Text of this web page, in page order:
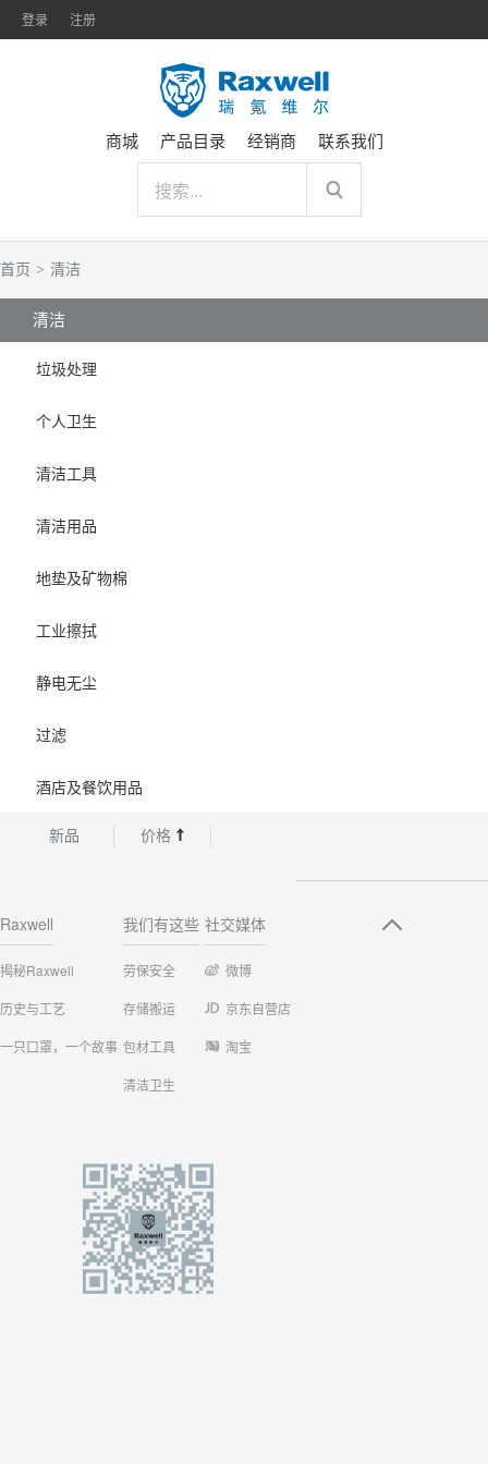
登录 注册
商城 产品目录 经销商 联系我们
首页 > 清洁
清洁
垃圾处理
个人卫生
清洁工具
清洁用品
地垫及矿物棉
工业擦拭
静电无尘
过滤
酒店及餐饮用品
新品 价格
Raxwell
揭秘Raxwell
历史与工艺
一只口罩，一个故事
我们有这些
劳保安全
存储搬运
包材工具
清洁卫生
社交媒体
微博
京东自营店
淘宝